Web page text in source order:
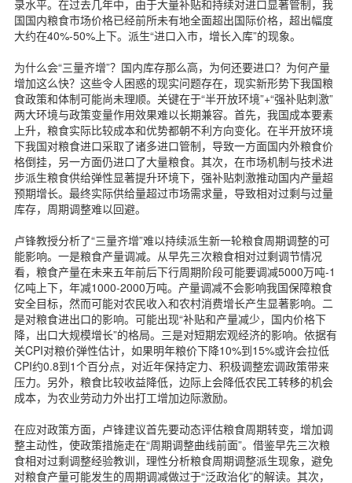
录水平。在过去几年中，由于大量补贴和持续对进口显著管制，我
国国内粮食市场价格已经前所未有地全面超出国际价格，超出幅度
大约在40%-50%上下。派生“进口入市，增长入库”的现象。
为什么会“三量齐增”？国内库存那么高，为何还要进口？为何产量
增加这么快？这些令人困惑的现实问题存在，现实新形势下我国粮
食政策和体制可能尚未理顺。关键在于“半开放环境”+“强补贴刺激”
两大环境与政策变量作用效果难以长期兼容。首先，我国成本要素
上升，粮食实际比较成本和优势都朝不利方向变化。在半开放环境
下我国对粮食进口采取了诸多进口管制，导致一方面国内外粮食价
格倒挂，另一方面仍进口了大量粮食。其次，在市场机制与技术进
步派生粮食供给弹性显著提升环境下，强补贴刺激推动国内产量超
预期增长。最终实际供给量超过市场需求量，导致相对过剩与过量
库存，周期调整难以回避。
卢锋教授分析了“三量齐增”难以持续派生新一轮粮食周期调整的可
能影响。一是粮食产量调减。从早先三次粮食相对过剩调节情况
看，粮食产量在未来五年前后下行周期阶段可能要调减5000万吨-1
亿吨上下，年减1000-2000万吨。产量调减不会影响我国保障粮食
安全目标，然而可能对农民收入和农村消费增长产生显著影响。二
是对粮食进出口的影响。可能出现“补贴和产量减少，国内价格下
降，出口大规模增长”的格局。三是对短期宏观经济的影响。依据有
关CPI对粮价弹性估计，如果明年粮价下降10%到15%或许会拉低
CPI约0.8到1个百分点，对近年保持定力、积极调整宏调政策带来
压力。另外，粮食比较收益降低，边际上会降低农民工转移的机会
成本，为农业劳动力外出打工增加边际激励。
在应对政策方面，卢锋建议首先要动态评估粮食周期转变，增加调
整主动性，使政策措施走在“周期调整曲线前面”。借鉴早先三次粮
食相对过剩调整经验教训，理性分析粮食周期调整派生现象，避免
对粮食产量可能发生的周期调减做过于“泛政治化”的解读。其次，